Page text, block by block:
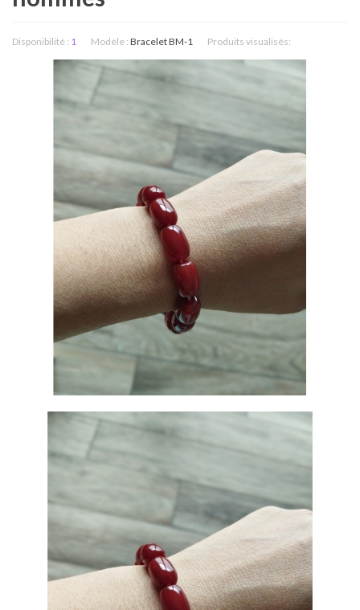
Disponibilité : 1 Modèle : Bracelet BM-1 Produits visualisés: